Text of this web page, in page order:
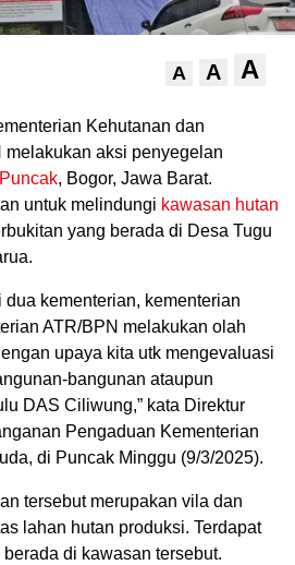
A A A
Kehutanan dan
melakukan aksi penyegelan
, Bogor, Jawa Barat.
untuk melindungi kawasan hutan
yang berada di Desa Tugu
dua kementerian, kementerian
ATR/BPN melakukan olah
upaya kita utk mengevaluasi
bangunan ataupun
DAS Ciliwung,” kata Direktur
Pengaduan Kementerian
di Puncak Minggu (9/3/2025).
tersebut merupakan vila dan
lahan hutan produksi. Terdapat
di kawasan tersebut.